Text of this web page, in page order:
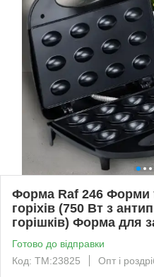
Форма Raf 246 Форми
горіхів (750 Вт з
горішків) Форма для
Готово до відправки
Код: ТМ:23825
Опт і